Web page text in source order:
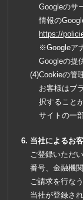
Googleのサ
情報の
https://
※Googleア
Googleの提
Cookieの管
お客様はブ
択すること
サイトの一
当社によるお
ご登録いただ
番号、金融機
ご請求を行な
当社が登録さ